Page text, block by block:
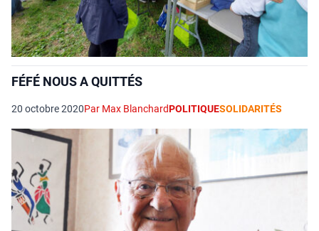
FÉFÉ NOUS A QUITTÉS
20 octobre 2020Par Max BlanchardPOLITIQUESOLIDARITÉS